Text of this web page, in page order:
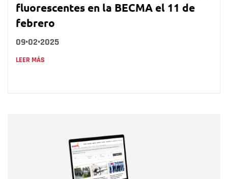
fluorescentes en la BECMA el 11 de
febrero
09•02•2025
LEER MÁS
Correo electrónico